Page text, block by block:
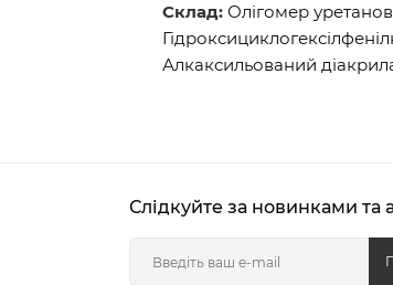
Склад: Олігомер
Алкаксильований
Слідкуйте за новинками та